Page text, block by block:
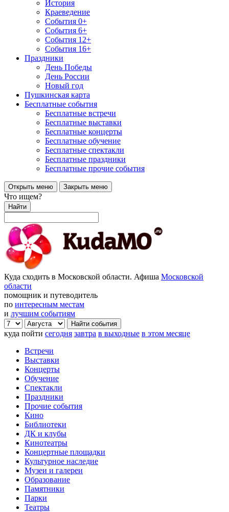
История
Краеведение
События 0+
События 6+
События 12+
События 16+
Праздники
День Победы
День России
Новый год
Пушкинская карта
Бесплатные события
Бесплатные встречи
Бесплатные выставки
Бесплатные концерты
Бесплатные обучение
Бесплатные спектакли
Бесплатные праздники
Бесплатные прочие события
Открыть меню Закрыть меню
Что ищем?
Найти
Куда сходить в Московской области. Афиша Московской
области
помощник и путеводитель
по интересным местам
и лучшим событиям
куда пойти сегодня завтра в выходные в этом месяце
Встречи
Выставки
Концерты
Обучение
Спектакли
Праздники
Прочие события
Кино
Библиотеки
ДК и клубы
Кинотеатры
Концертные площадки
Культурное наследие
Музеи и галереи
Образование
Памятники
Парки
Театры